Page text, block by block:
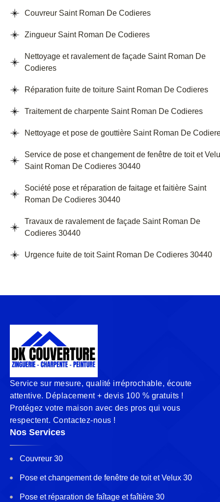
Couvreur Saint Roman De Codieres
Zingueur Saint Roman De Codieres
Nettoyage et ravalement de façade Saint Roman De
Codieres
Réparation fuite de toiture Saint Roman De Codieres
Traitement de charpente Saint Roman De Codieres
Nettoyage et pose de gouttière Saint Roman De
Service de pose et changement de fenêtre de toit et
Saint Roman De Codieres 30440
Société pose et réparation de faitage et faitière Saint
Roman De Codieres 30440
Travaux de ravalement de façade Saint Roman De
Codieres 30440
Urgence fuite de toit Saint Roman De Codieres 30440
Service sur mesure, qualité irréprochable, écoute
attentive. Déplacement + devis 100 % gratuits !
Protégez votre maison avec des pros qui vous
respectent. Contactez-nous !
Nos Services
Couvreur 30
Pose et changement de fenêtre de toit et Velux 30
Pose et réparation de faîtage et faîtière 30